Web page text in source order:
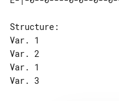
Structure:
Var. 1
Var. 2
Var. 1